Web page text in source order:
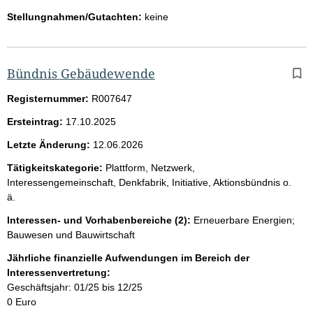
Stellungnahmen/Gutachten: keine
Bündnis Gebäudewende
Registernummer: R007647
Ersteintrag: 17.10.2025
Letzte Änderung: 12.06.2026
Tätigkeitskategorie: Plattform, Netzwerk,
Interessengemeinschaft, Denkfabrik, Initiative, Aktionsbündnis o.
ä.
Interessen- und Vorhabenbereiche (2): Erneuerbare Energien;
Bauwesen und Bauwirtschaft
Jährliche finanzielle Aufwendungen im Bereich der
Interessenvertretung:
Geschäftsjahr: 01/25 bis 12/25
0 Euro